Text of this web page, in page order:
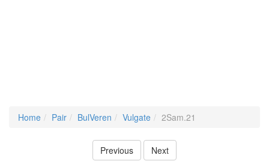
Home Pair BulVeren Vulgate 2Sam.21
Previous Next